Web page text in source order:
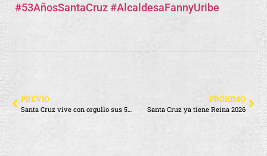
#53AñosSantaCruz#AlcaldesaFannyUribe
PREVIO
Santa Cruz vive con orgullo sus 53 años de Cantonización
PRÓXIMO
Santa Cruz ya tiene Reina 2026